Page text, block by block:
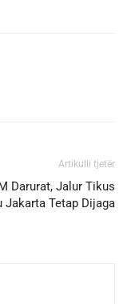
Artikulli tjetër
Darurat, Jalur Tikus
Jakarta Tetap Dijaga